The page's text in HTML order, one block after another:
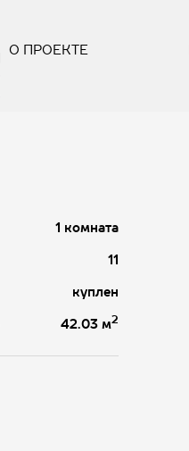
О ПРОЕКТЕ
1 комната
11
куплен
42.03 м2